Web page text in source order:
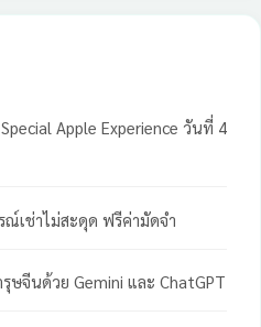
Apple Experience วันที่ 4
ณ์เช่าไม่สะดุด ฟรีค่ามัดจำ
ษจีนด้วย Gemini และ ChatGPT